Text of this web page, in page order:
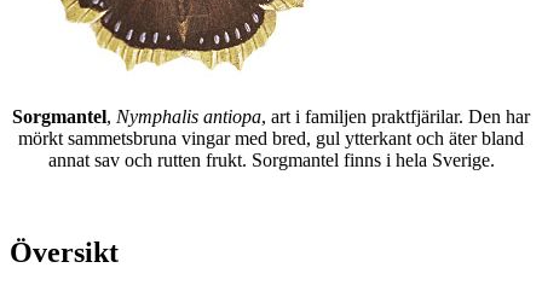
Sorgmantel, Nymphalis antiopa, art i familjen praktfjärilar. Den har
mörkt sammetsbruna vingar med bred, gul ytterkant och äter bland
annat sav och rutten frukt. Sorgmantel finns i hela Sverige.
Översikt